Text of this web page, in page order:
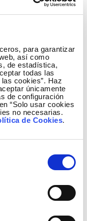
para garantizar
así como
de estadística,
todas las
cookies”. Haz
únicamente
de configuración
“Solo usar cookies
no necesarias.
de Cookies.
quedarán
con la
con
OT, pero con una
y propósito
el ADN de la
de
incluida en la